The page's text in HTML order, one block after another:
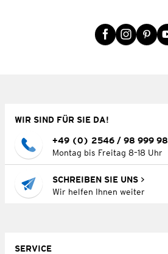
WIR SIND FÜR SIE DA!
+49 (0) 2546 / 98 999 98
Montag bis Freitag 8–18 Uhr
SCHREIBEN SIE UNS
Wir helfen Ihnen weiter
SERVICE